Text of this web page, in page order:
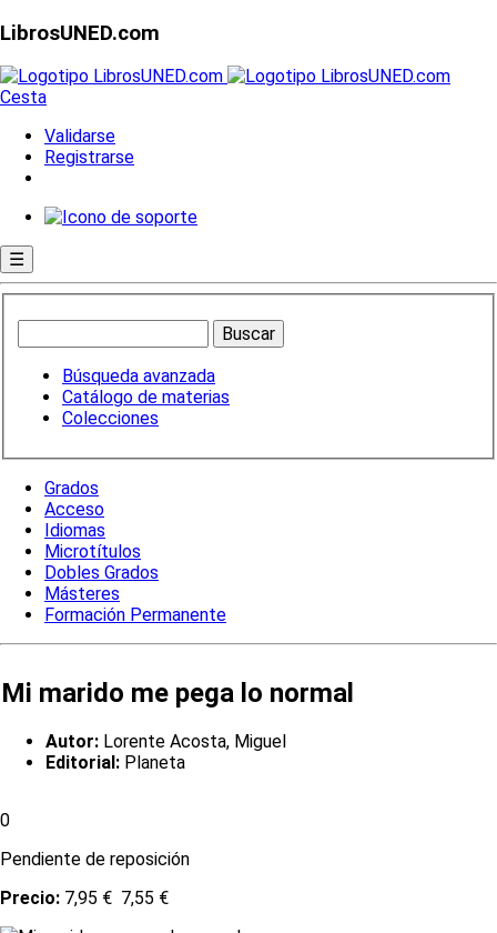
LibrosUNED.com
Cesta
Validarse
Registrarse
☰
Búsqueda avanzada
Catálogo de materias
Colecciones
Grados
Acceso
Idiomas
Microtítulos
Dobles Grados
Másteres
Formación Permanente
Mi marido me pega lo normal
Autor: Lorente Acosta, Miguel
Editorial: Planeta
0
Pendiente de reposición
Precio: 7,95 € 7,55 €